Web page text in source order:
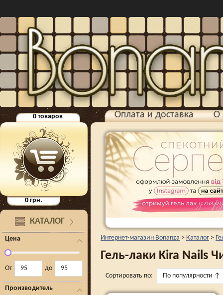
0товаров
0грн.
КАТАЛОГ
Цена
От до
Производитель
Оплата и доставка О
Интернет-магазин Bonanza > Каталог >
Гель-лаки Kira Nails
Сортировать по: По популярности ↑